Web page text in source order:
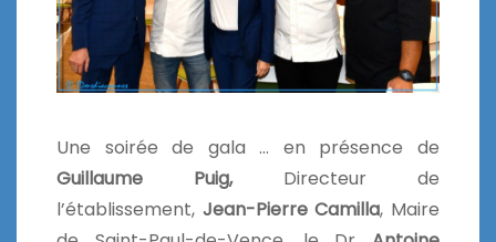
Une soirée de gala … en présence de
Guillaume Puig,Directeur de
l’établissement, Jean-Pierre Camilla, Maire